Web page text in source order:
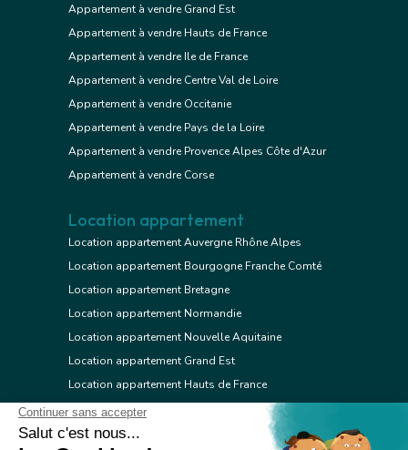
Appartement à vendre Grand Est
Appartement à vendre Hauts de France
Appartement à vendre Ile de France
Appartement à vendre Centre Val de Loire
Appartement à vendre Occitanie
Appartement à vendre Pays de la Loire
Appartement à vendre Provence Alpes Côte d'Azur
Appartement à vendre Corse
Location appartement
Location appartement Auvergne Rhône Alpes
Location appartement Bourgogne Franche Comté
Location appartement Bretagne
Location appartement Normandie
Location appartement Nouvelle Aquitaine
Location appartement Grand Est
Location appartement Hauts de France
Location appartement Ile de France
Location appartement Centre Val de Loire